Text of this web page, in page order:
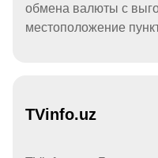
обмена валюты с
местоположение
TVinfo.uz